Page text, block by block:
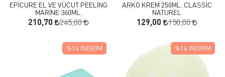
EPİCURE EL VE VÜCUT PEELİNG
MARİNE 360ML.
210,70 245,00
ARKO KREM 250ML. CLASSİC
NATUREL
129,00 150,00
%14 İNDIRIM %14 İNDIRIM